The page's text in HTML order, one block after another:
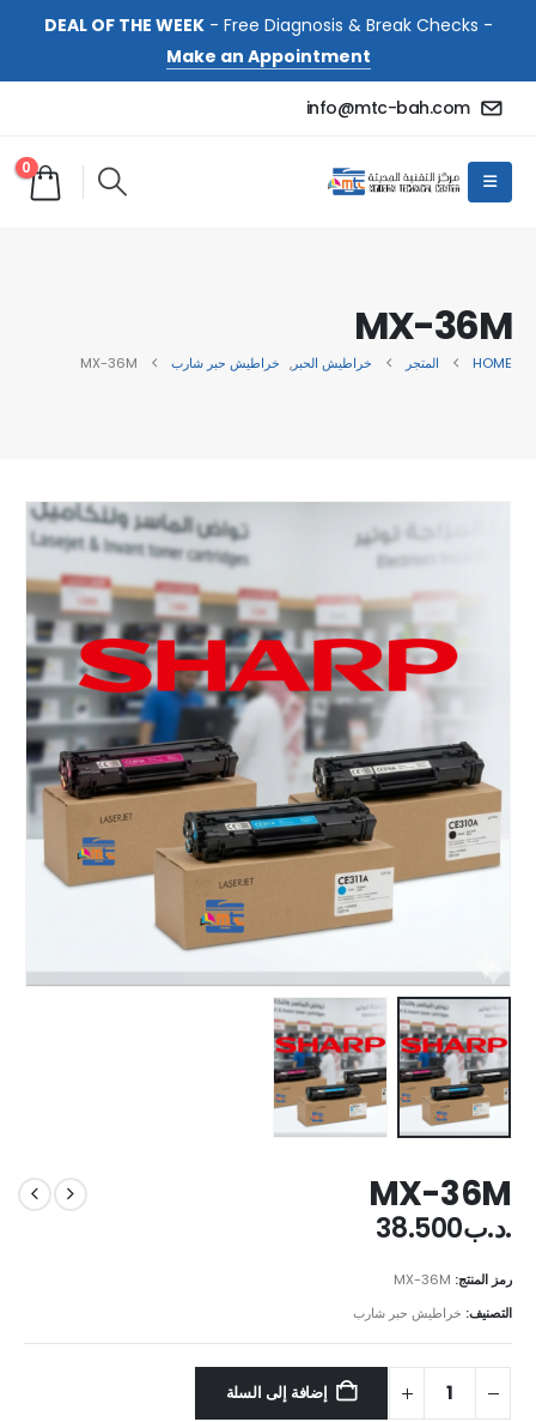
DEAL OF THE WEEK- Free Diagnosis & Break Checks -
Make an Appointment
info@mtc-bah.com
0
MX-36M
HOME المتجر خراطيش الحبر, خراطيش حبر شارب MX-36M
MX-36M
.د.ب38.500
رمز المنتج: MX-36M
التصنيف: خراطيش حبر شارب
إضافة إلى السلة